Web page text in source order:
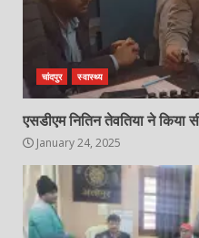
चांदपुर स्वास्थ्य
एसडीएम नितिन तेवतिया ने किया
January 24, 2025